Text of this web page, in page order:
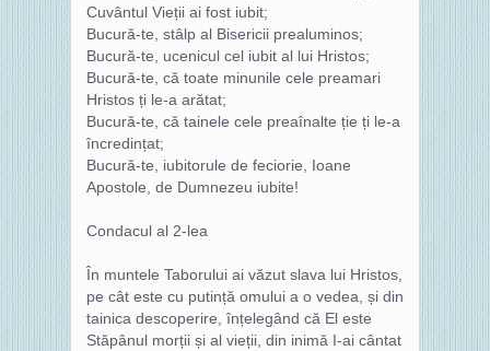
Cuvântul Vieții ai fost iubit;
Bucură-te, stâlp al Bisericii prealuminos;
Bucură-te, ucenicul cel iubit al lui Hristos;
Bucură-te, că toate minunile cele preamari
Hristos ți le-a arătat;
Bucură-te, că tainele cele preaînalte ție ți le-a
încredințat;
Bucură-te, iubitorule de feciorie, Ioane
Apostole, de Dumnezeu iubite!
Condacul al 2-lea
În muntele Taborului ai văzut slava lui Hristos,
pe cât este cu putință omului a o vedea, și din
tainica descoperire, înțelegând că El este
Stăpânul morții și al vieții, din inimă I-ai cântat